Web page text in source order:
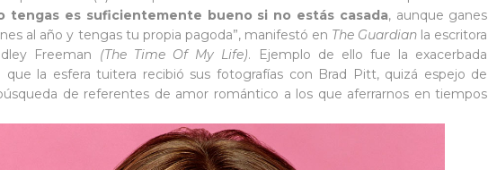
tengas es suficientemente bueno si no estás casada, aunque ganes
al año y tengas tu propia pagoda”, manifestó en The Guardian la escritora
Freeman (The Time Of My Life). Ejemplo de ello fue la exacerbada
que la esfera tuitera recibió sus fotografías con Brad Pitt, quizá espejo de
de referentes de amor romántico a los que aferrarnos en tiempos